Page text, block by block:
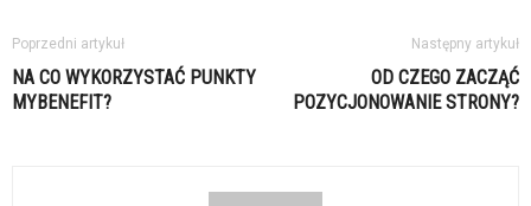
Poprzedni artykuł
NA CO WYKORZYSTAĆ PUNKTY
MYBENEFIT?
Następny artykuł
OD CZEGO ZACZĄĆ
POZYCJONOWANIE STRONY?